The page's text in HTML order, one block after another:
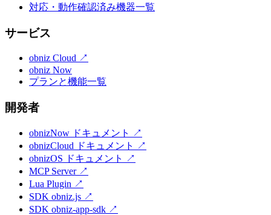
対応・動作確認済み機器一覧
サービス
obniz Cloud ↗
obniz Now
プランと機能一覧
開発者
obnizNow ドキュメント
↗
obnizCloud ドキュメント
↗
obnizOS ドキュメント
↗
MCP Server ↗
Lua Plugin ↗
SDK obniz.js ↗
SDK obniz-app-sdk ↗